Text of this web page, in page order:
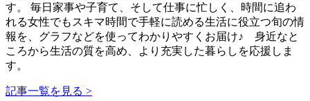
す。 毎日家事や子育て、そして仕事に忙しく、時間に追わ
れる女性でもスキマ時間で手軽に読める生活に役立つ旬の情
報を、グラフなどを使ってわかりやすくお届け♪ 身近なと
ころから生活の質を高め、より充実した暮らしを応援しま
す。
記事一覧を見る >